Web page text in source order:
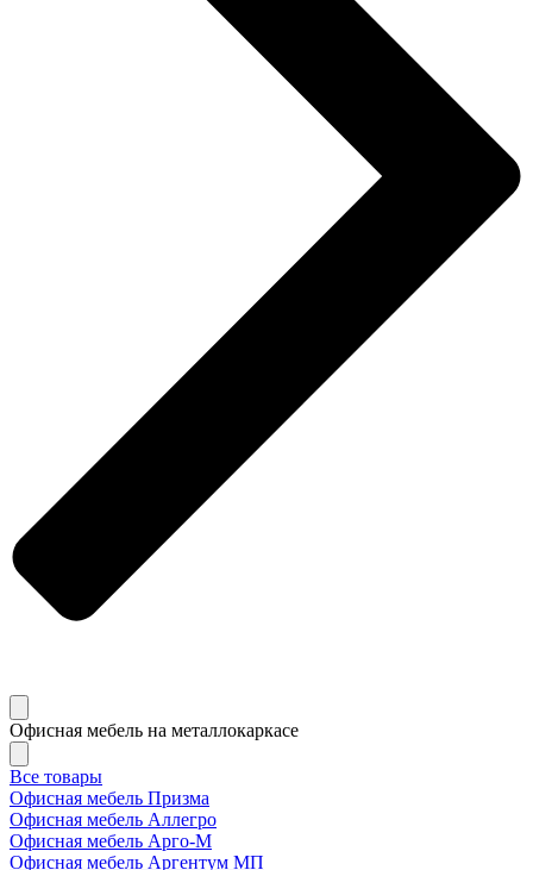
Офисная мебель на металлокаркасе
Все товары
Офисная мебель Призма
Офисная мебель Аллегро
Офисная мебель Арго-М
Офисная мебель Аргентум МП